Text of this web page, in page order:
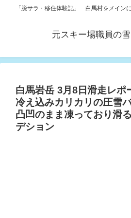
「脱サラ・移住体験記」 白馬村をメイン
元スキー場職員の
白馬岩岳 3月8日滑走レ
冷え込みカリカリの圧雪
凸凹のまま凍っており滑
デション